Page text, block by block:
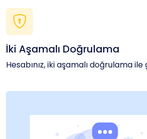
İki Aşamalı Doğrulama
Hesabınız, iki aşamalı doğrulama